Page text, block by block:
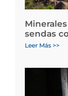
sendas
Leer Más >>